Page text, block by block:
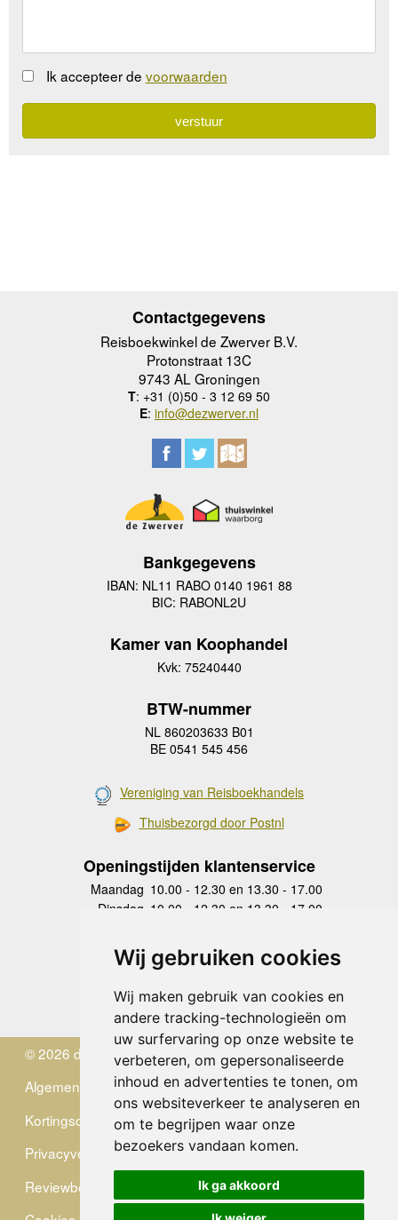
Wij gebruiken cookies
Wij maken gebruik van cookies en
andere tracking-technologieën om
uw surfervaring op onze website te
verbeteren, om gepersonaliseerde
inhoud en advertenties te tonen, om
ons websiteverkeer te analyseren en
om te begrijpen waar onze
bezoekers vandaan komen.
Ik ga akkoord
Ik accepteer de voorwaarden
Contactgegevens
Reisboekwinkel de Zwerver B.V.
Protonstraat 13C
9743 AL Groningen
T: +31 (0)50 - 3 12 69 50
E: info@dezwerver.nl
Bankgegevens
IBAN: NL11 RABO 0140 1961 88
BIC: RABONL2U
Kamer van Koophandel
Kvk: 75240440
BTW-nummer
NL 860203633 B01
BE 0541 545 456
Vereniging van Reisboekhandels
Thuisbezorgd door Postnl
Openingstijden klantenservice
Maandag 10.00 - 12.30 en 13.30 - 17.00
Dinsdag 10.00 - 12.30 en 13.30 - 17.00
Donderdag
10.00 - 12.30 en 13.30 - 17.00
Vrijdag 10.00 - 12.30 en 13.30 - 17.00
Zaterdag
gesloten
Zondag gesloten
© 2026 de Zwerver
Algemene Voorwaarden
Kortingscode
Privacyverklaring
Reviewbeleid